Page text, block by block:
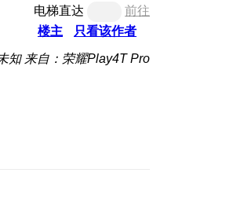
电梯直达
前往
楼主
只看该作者
知 来自：荣耀Play4T Pro